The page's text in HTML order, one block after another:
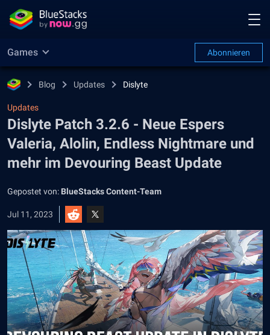
Games Abonnieren
Blog Updates Dislyte
Updates
Dislyte Patch 3.2.6 - Neue Espers
Valeria, Alolin, Endless Nightmare und
mehr im Devouring Beast Update
Gepostet von: BlueStacks Content-Team
Jul 11, 2023